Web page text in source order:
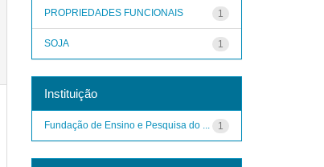
1
PROPRIEDADES FUNCIONAIS
1
SOJA
Instituição
1
Fundação de Ensino e Pesquisa do ...